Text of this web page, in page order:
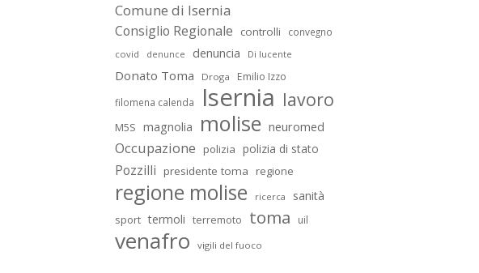
Comune di Isernia
Consiglio Regionale controlli convegno
covid denunce denuncia Di lucente
Donato Toma Droga Emilio Izzo
filomena calenda Isernia lavoro
M5S magnolia molise neuromed
Occupazione polizia polizia di stato
Pozzilli presidente toma regione
regione molise ricerca sanità
sport termoli terremoto toma uil
venafro vigili del fuoco